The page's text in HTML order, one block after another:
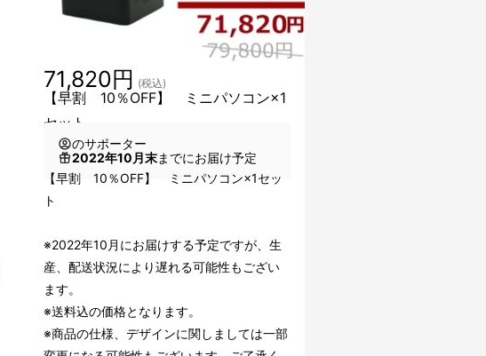
【早割 10％OFF】 ミニパソコン×1
セット
71,820円 (税込)
のサポーター
2022年10月末までにお届け予定
【早割 10％OFF】 ミニパソコン×1セッ
ト
※2022年10月にお届けする予定ですが、生
産、配送状況により遅れる可能性もござい
ます。
※送料込の価格となります。
※商品の仕様、デザインに関しましては一部